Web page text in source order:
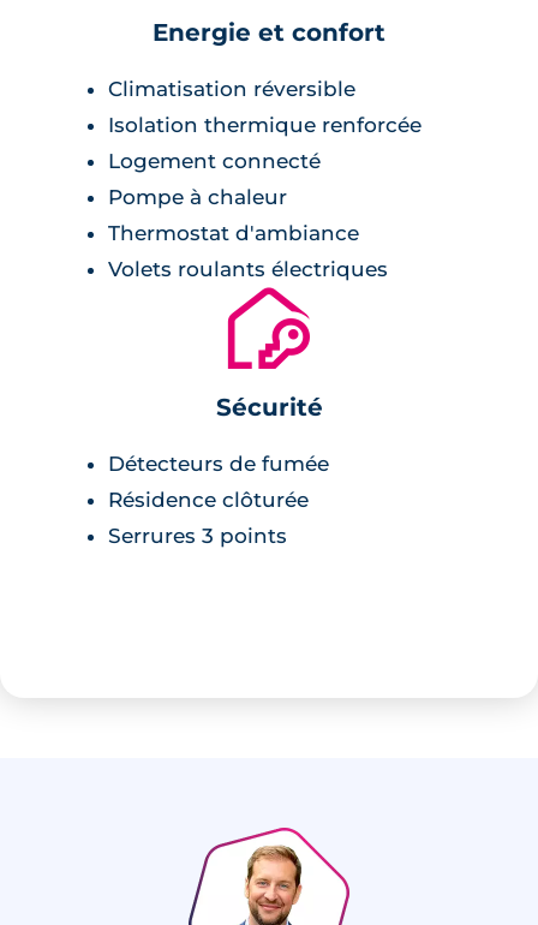
Energie et confort
Climatisation réversible
Isolation thermique renforcée
Logement connecté
Pompe à chaleur
Thermostat d'ambiance
Volets roulants électriques
🔐
Sécurité
Détecteurs de fumée
Résidence clôturée
Serrures 3 points